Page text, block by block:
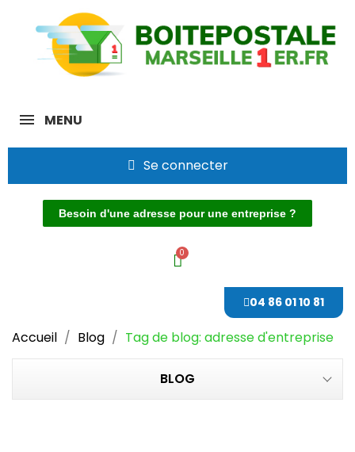
MENU
Se connecter
Besoin d'une adresse pour une entreprise ?
04 86 01 10 81
Accueil Blog Tag de blog: adresse d'entreprise
BLOG